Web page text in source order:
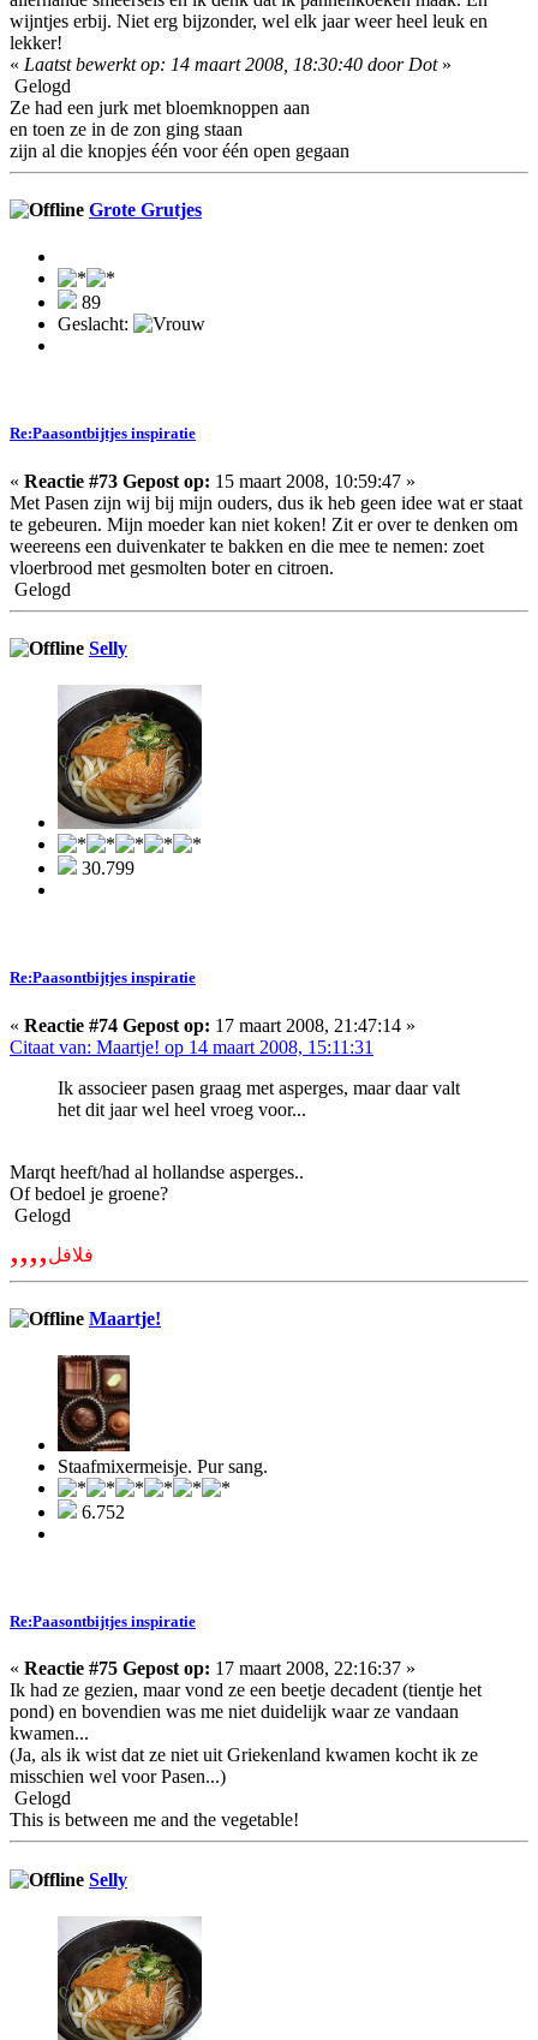
wijntjes erbij. Niet erg bijzonder, wel elk jaar weer heel leuk en
lekker!
« Laatst bewerkt op: 14 maart 2008, 18:30:40 door Dot»
Gelogd
Ze had een jurk met bloemknoppen aan
en toen ze in de zon ging staan
zijn al die knopjes één voor één open gegaan
Grote Grutjes
89
Geslacht:
Re:Paasontbijtjes inspiratie
« Reactie #73 Gepost op: 15 maart 2008, 10:59:47 »
Met Pasen zijn wij bij mijn ouders, dus ik heb geen idee wat er staat
te gebeuren. Mijn moeder kan niet koken! Zit er over te denken om
weereens een duivenkater te bakken en die mee te nemen: zoet
vloerbrood met gesmolten boter en citroen.
Gelogd
Selly
30.799
Re:Paasontbijtjes inspiratie
« Reactie #74 Gepost op: 17 maart 2008, 21:47:14 »
Citaat van: Maartje! op 14 maart 2008, 15:11:31
Ik associeer pasen graag met asperges, maar daar valt
het dit jaar wel heel vroeg voor...
Marqt heeft/had al hollandse asperges..
Of bedoel je groene?
Gelogd
,,,,فلافل
Maartje!
Staafmixermeisje. Pur sang.
6.752
Re:Paasontbijtjes inspiratie
« Reactie #75 Gepost op: 17 maart 2008, 22:16:37 »
Ik had ze gezien, maar vond ze een beetje decadent (tientje het
pond) en bovendien was me niet duidelijk waar ze vandaan
kwamen...
(Ja, als ik wist dat ze niet uit Griekenland kwamen kocht ik ze
misschien wel voor Pasen...)
Gelogd
This is between me and the vegetable!
Selly